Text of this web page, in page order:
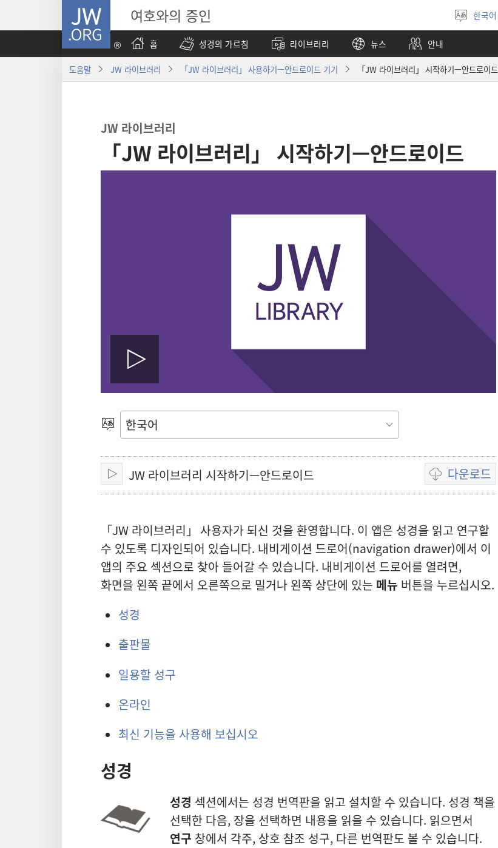
JW.ORG 여호와의 증인
언어
선택
한국어
홈
성경의 가르침 라이브러리 뉴스 안내
도움말 JW 라이브러리 「JW 라이브러리」 사용하기—안드로이드 기기 「JW 라이브러리」 시작하기—안드로이드
JW 라이브러리
「JW 라이브러리」 시작하기—안드로이드
동
영
상
생
하
기
언어
선택
재생JW 라이브러리 시작하기—안드로이드 다운로드
동영상
「JW 라이브러리」 사용자가 되신 것을 환영합니다. 이 앱은 성경을 읽고 연구할
수 있도록 디자인되어 있습니다. 내비게이션 드로어(navigation drawer)에서 이
앱의 주요 섹션으로 찾아 들어갈 수 있습니다. 내비게이션 드로어를 열려면,
화면을 왼쪽 끝에서 오른쪽으로 밀거나 왼쪽 상단에 있는 메뉴 버튼을 누르십시오.
성경
출판물
일용할 성구
온라인
최신 기능을 사용해 보십시오
성경
성경 섹션에서는 성경 번역판을 읽고 설치할 수 있습니다. 성경 책을
선택한 다음, 장을 선택하면 내용을 읽을 수 있습니다. 읽으면서
연구 창에서 각주, 상호 참조 성구, 다른 번역판도 볼 수 있습니다.